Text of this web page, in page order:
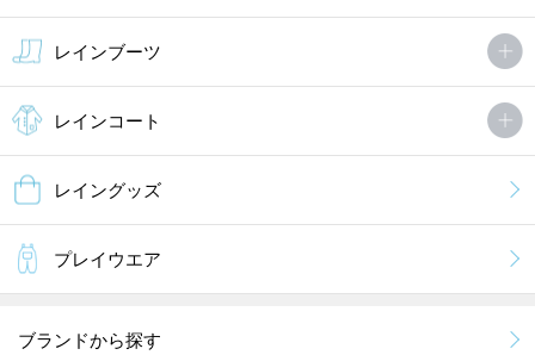
レインブーツ
レインコート
レイングッズ
プレイウエア
ブランドから探す